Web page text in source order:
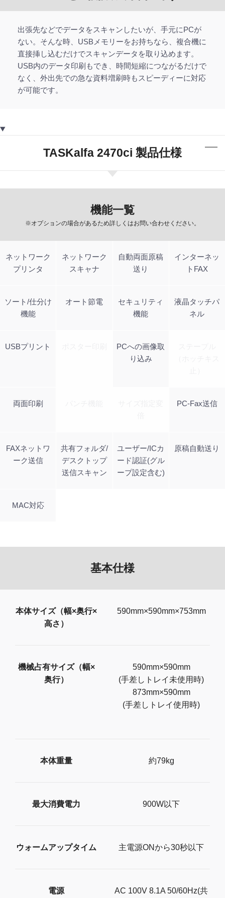
出張先などでデータをスキャンしたいが、手元にPCが
ない。そんな時、USBメモリーをお持ちなら、複合機に
直接挿し込むだけでスキャンデータを取り込めます。
USB内のデータ印刷もでき、時間短縮につながるだけで
なく、外出先での急な資料増刷時もスピーディーに対応
が可能です。
TASKalfa 2470ci 製品仕様
機能一覧
※オプションの場合があるため詳しくはお問い合わせください。
ネットワーク
プリンタ
ネットワーク
スキャナ
自動両面原稿
送り
インターネッ
トFAX
ソート/仕分け
機能
オート節電
セキュリティ
機能
液晶タッチパ
ネル
USBプリント
PCへの画像取
り込み
両面印刷 PC-Fax送信
FAXネットワ
ーク送信
共有フォルダ/
デスクトップ
送信スキャン
ユーザー/ICカ
ード認証(グル
ープ設定含む)
原稿自動送り
MAC対応
基本仕様
本体サイズ（幅×奥行×
高さ）
590mm×590mm×753mm
機械占有サイズ（幅×
奥行）
590mm×590mm
(手差しトレイ未使用時)
873mm×590mm
(手差しトレイ使用時)
本体重量 約79kg
最大消費電力 900W以下
ウォームアップタイム 主電源ONから30秒以下
電源
AC 100V 8.1A 50/60Hz(共